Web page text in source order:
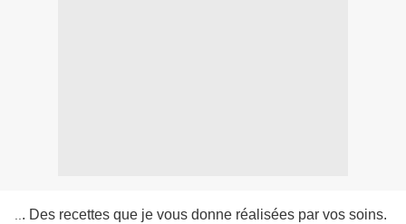
. Des recettes que je vous donne réalisées par vos soins.